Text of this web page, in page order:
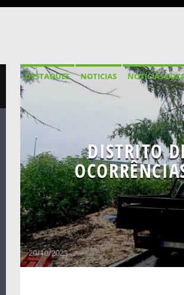
DESTAQUES NOTICIAS NOTÍCIAS
DISTRITO
20/10/2023